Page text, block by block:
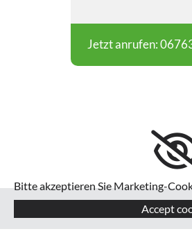
Jetzt anrufen:
Bitte akzeptieren Sie Marketing-
Accept